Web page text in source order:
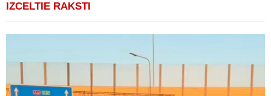
IZCELTIE RAKSTI